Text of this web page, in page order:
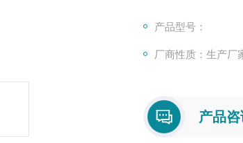
产品型号：
厂商性质：生产厂
产品咨